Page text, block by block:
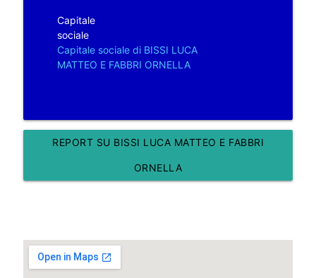
Capitale
sociale
Capitale sociale di BISSI LUCA
MATTEO E FABBRI ORNELLA
REPORT SU BISSI LUCA MATTEO E FABBRI
ORNELLA